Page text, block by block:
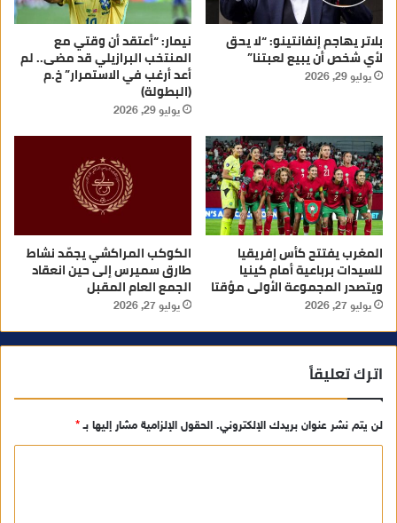
بلاتر يهاجم إنفانتينو: “لا يحق
لأي شخص أن يبيع لعبتنا”
يوليو 29, 2026
نيمار: “أعتقد أن وقتي مع
المنتخب البرازيلي قد مضى.. لم
أعد أرغب في الاستمرار” خ.م
(البطولة)
يوليو 29, 2026
المغرب يفتتح كأس إفريقيا
للسيدات برباعية أمام كينيا
ويتصدر المجموعة الأولى مؤقتا
يوليو 27, 2026
الكوكب المراكشي يجمّد نشاط
طارق سميرس إلى حين انعقاد
الجمع العام المقبل
يوليو 27, 2026
اترك تعليقاً
لن يتم نشر عنوان بريدك الإلكتروني. الحقول الإلزامية مشار إليها بـ*